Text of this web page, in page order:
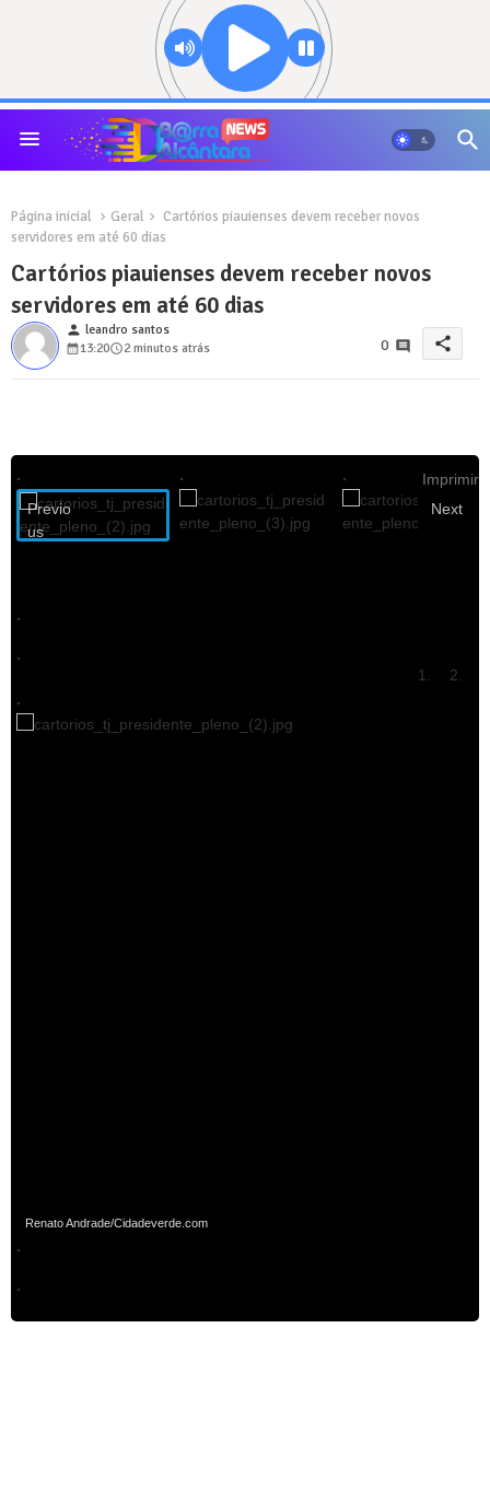
Página inicial Geral
Cartórios piauienses devem receber novos
servidores em até 60 dias
Cartórios piauienses devem receber novos
servidores em até 60 dias
person leandro santos
13:20
2 minutos atrás 0 share
Imprimir
Previo
us
Next
Renato Andrade/Cidadeverde.com